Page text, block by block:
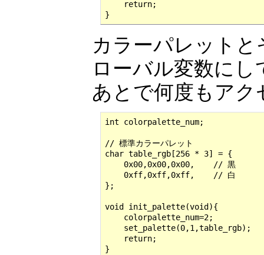
    return;
}
カラーパレット
ローバル変数にし
あとで何度もア
int colorpalette_num;
// 標準カラーパレット
char table_rgb[256 * 3] = {
    0x00,0x00,0x00,    // 黒
    0xff,0xff,0xff,    // 白
};
void init_palette(void){
    colorpalette_num=2;
    set_palette(0,1,table_rgb);
    return;
}